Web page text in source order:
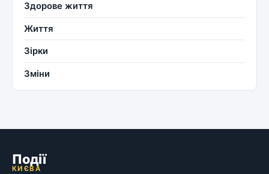
Здорове життя
Життя
Зірки
Зміни
Події
КИЄВА